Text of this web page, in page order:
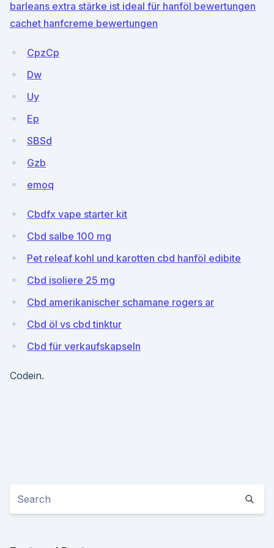
barleans extra stärke ist ideal für hanföl bewertungen
cachet hanfcreme bewertungen
CpzCp
Dw
Uy
Ep
SBSd
Gzb
emoq
Cbdfx vape starter kit
Cbd salbe 100 mg
Pet releaf kohl und karotten cbd hanföl edibite
Cbd isoliere 25 mg
Cbd amerikanischer schamane rogers ar
Cbd öl vs cbd tinktur
Cbd für verkaufskapseln
Codein.